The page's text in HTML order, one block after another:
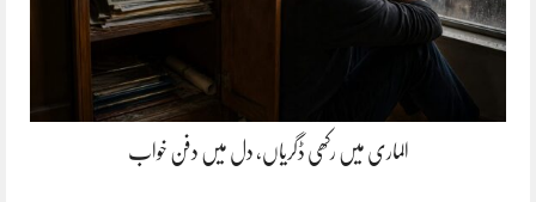
الماری میں رکھی ڈگریاں، دل میں دفن خواب